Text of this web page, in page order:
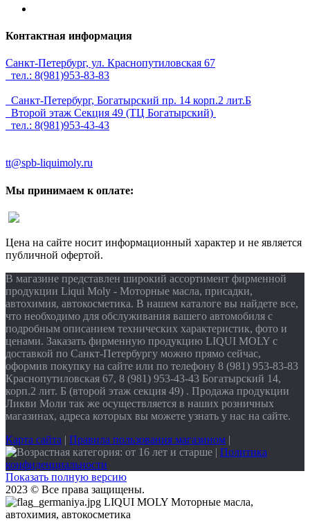
Контактная информация
Санкт-Петербург, ул. Краснопутиловская 67
тел.: 8(981)953-83-83
Санкт-Петербург, Богатырский пр. 14 корп.2 лит.Б
Второй этаж Секция 49 (ТЦ Богатырский)
тел.: 8(981)953-43-43
tt@spb-liquimoly.ru
Мы принимаем к оплате:
Цена на сайте носит информационный характер и не является
публичной офертой.
В магазине представлен широкий ассортимент фирменной
продукции Liqui Moly - Моторные масла, присадки,
автохимия, автокосметика. В нашем каталоге вы найдете все,
что необходимо для обслуживания вашего автомобиля с
подробным описанием технических характеристик, фото и
ценами. Заказать фирменную продукцию LIQUI MOLY с
доставкой по Санкт-Петербургу можно прямо сейчас,
оформив покупку на сайте или по телефону 8 (981) 953-83-83
Краснопутиловская 67, 8 (981) 953-43-43 Богатырский 14,
корп.2 лит. Б (второй этаж секция 49) . Продажа продукции
Ликви Моли так же осуществляется в наших розничных
магазинах, адреса которых вы можете узнать у нас на сайте.
Карта сайта | Правила пользования магазином |
| Политика
конфиденциальности
Показать полную версию
2023 © Все права защищены.
LIQUI MOLY Моторные масла,
автохимия, автокосметика